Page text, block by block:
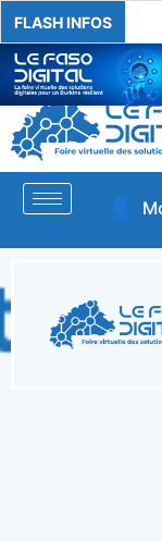
FLASH INFOS
👤